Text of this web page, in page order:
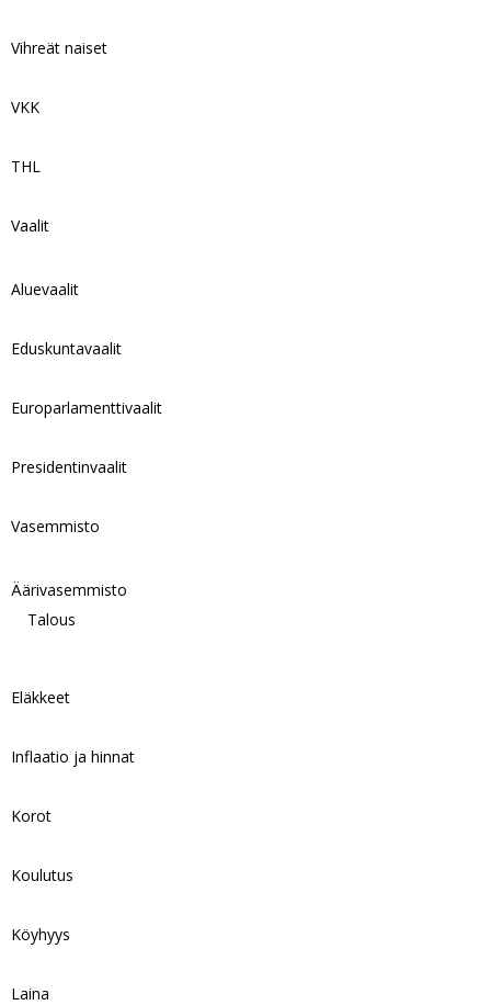
Vihreät naiset
VKK
THL
Vaalit
Aluevaalit
Eduskuntavaalit
Europarlamenttivaalit
Presidentinvaalit
Vasemmisto
Äärivasemmisto
Talous
Eläkkeet
Inflaatio ja hinnat
Korot
Koulutus
Köyhyys
Laina